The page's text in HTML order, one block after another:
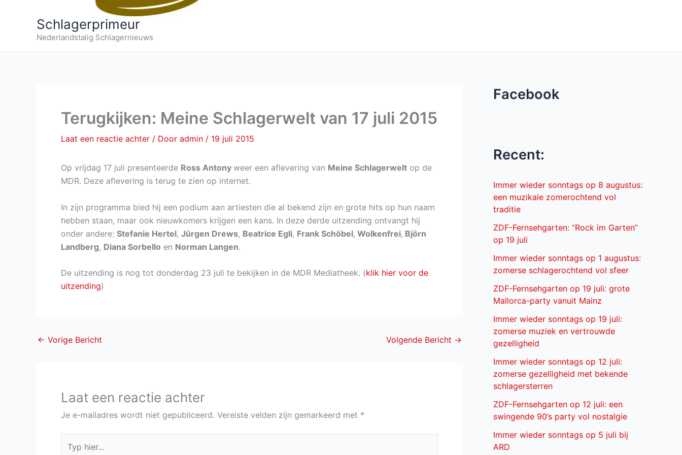
Schlagerprimeur
Nederlandstalig Schlagernieuws
Terugkijken: Meine Schlagerwelt van 17 juli 2015
Laat een reactie achter / Door admin / 19 juli 2015
Op vrijdag 17 juli presenteerde Ross Antony weer een aflevering van Meine Schlagerwelt op de
MDR. Deze aflevering is terug te zien op internet.
In zijn programma bied hij een podium aan artiesten die al bekend zijn en grote hits op hun naam
hebben staan, maar ook nieuwkomers krijgen een kans. In deze derde uitzending ontvangt hij
onder andere: Stefanie Hertel, Jürgen Drews, Beatrice Egli, Frank Schöbel, Wolkenfrei, Björn
Landberg, Diana Sorbello en Norman Langen.
De uitzending is nog tot donderdag 23 juli te bekijken in de MDR Mediatheek. (klik hier voor de
uitzending)
← Vorige Bericht Volgende Bericht →
Laat een reactie achter
Je e-mailadres wordt niet gepubliceerd. Vereiste velden zijn gemarkeerd met *
Facebook
Recent:
Immer wieder sonntags op 8 augustus:
een muzikale zomerochtend vol
traditie
ZDF-Fernsehgarten: “Rock im Garten”
op 19 juli
Immer wieder sonntags op 1 augustus:
zomerse schlagerochtend vol sfeer
ZDF-Fernsehgarten op 19 juli: grote
Mallorca-party vanuit Mainz
Immer wieder sonntags op 19 juli:
zomerse muziek en vertrouwde
gezelligheid
Immer wieder sonntags op 12 juli:
zomerse gezelligheid met bekende
schlagersterren
ZDF-Fernsehgarten op 12 juli: een
swingende 90’s party vol nostalgie
Immer wieder sonntags op 5 juli bij
ARD